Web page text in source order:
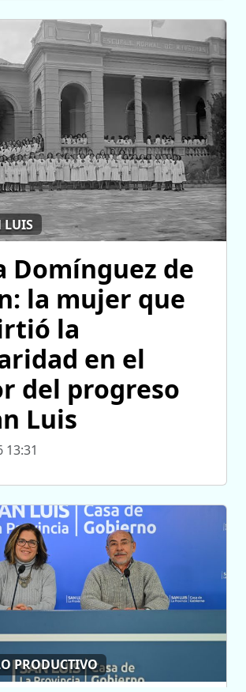
LUIS
Domínguez de
la mujer que
la
en el
del progreso
Luis
13:31
PRODUCTIVO